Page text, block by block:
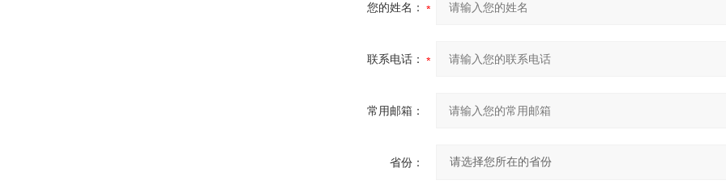
您的姓名：
联系电话：
常用邮箱：
省份：